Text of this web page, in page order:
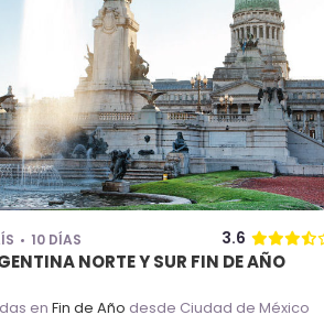
10 DÍAS 3.6
NORTE Y SUR FIN DE AÑO
enFin de Año desde Ciudad de México